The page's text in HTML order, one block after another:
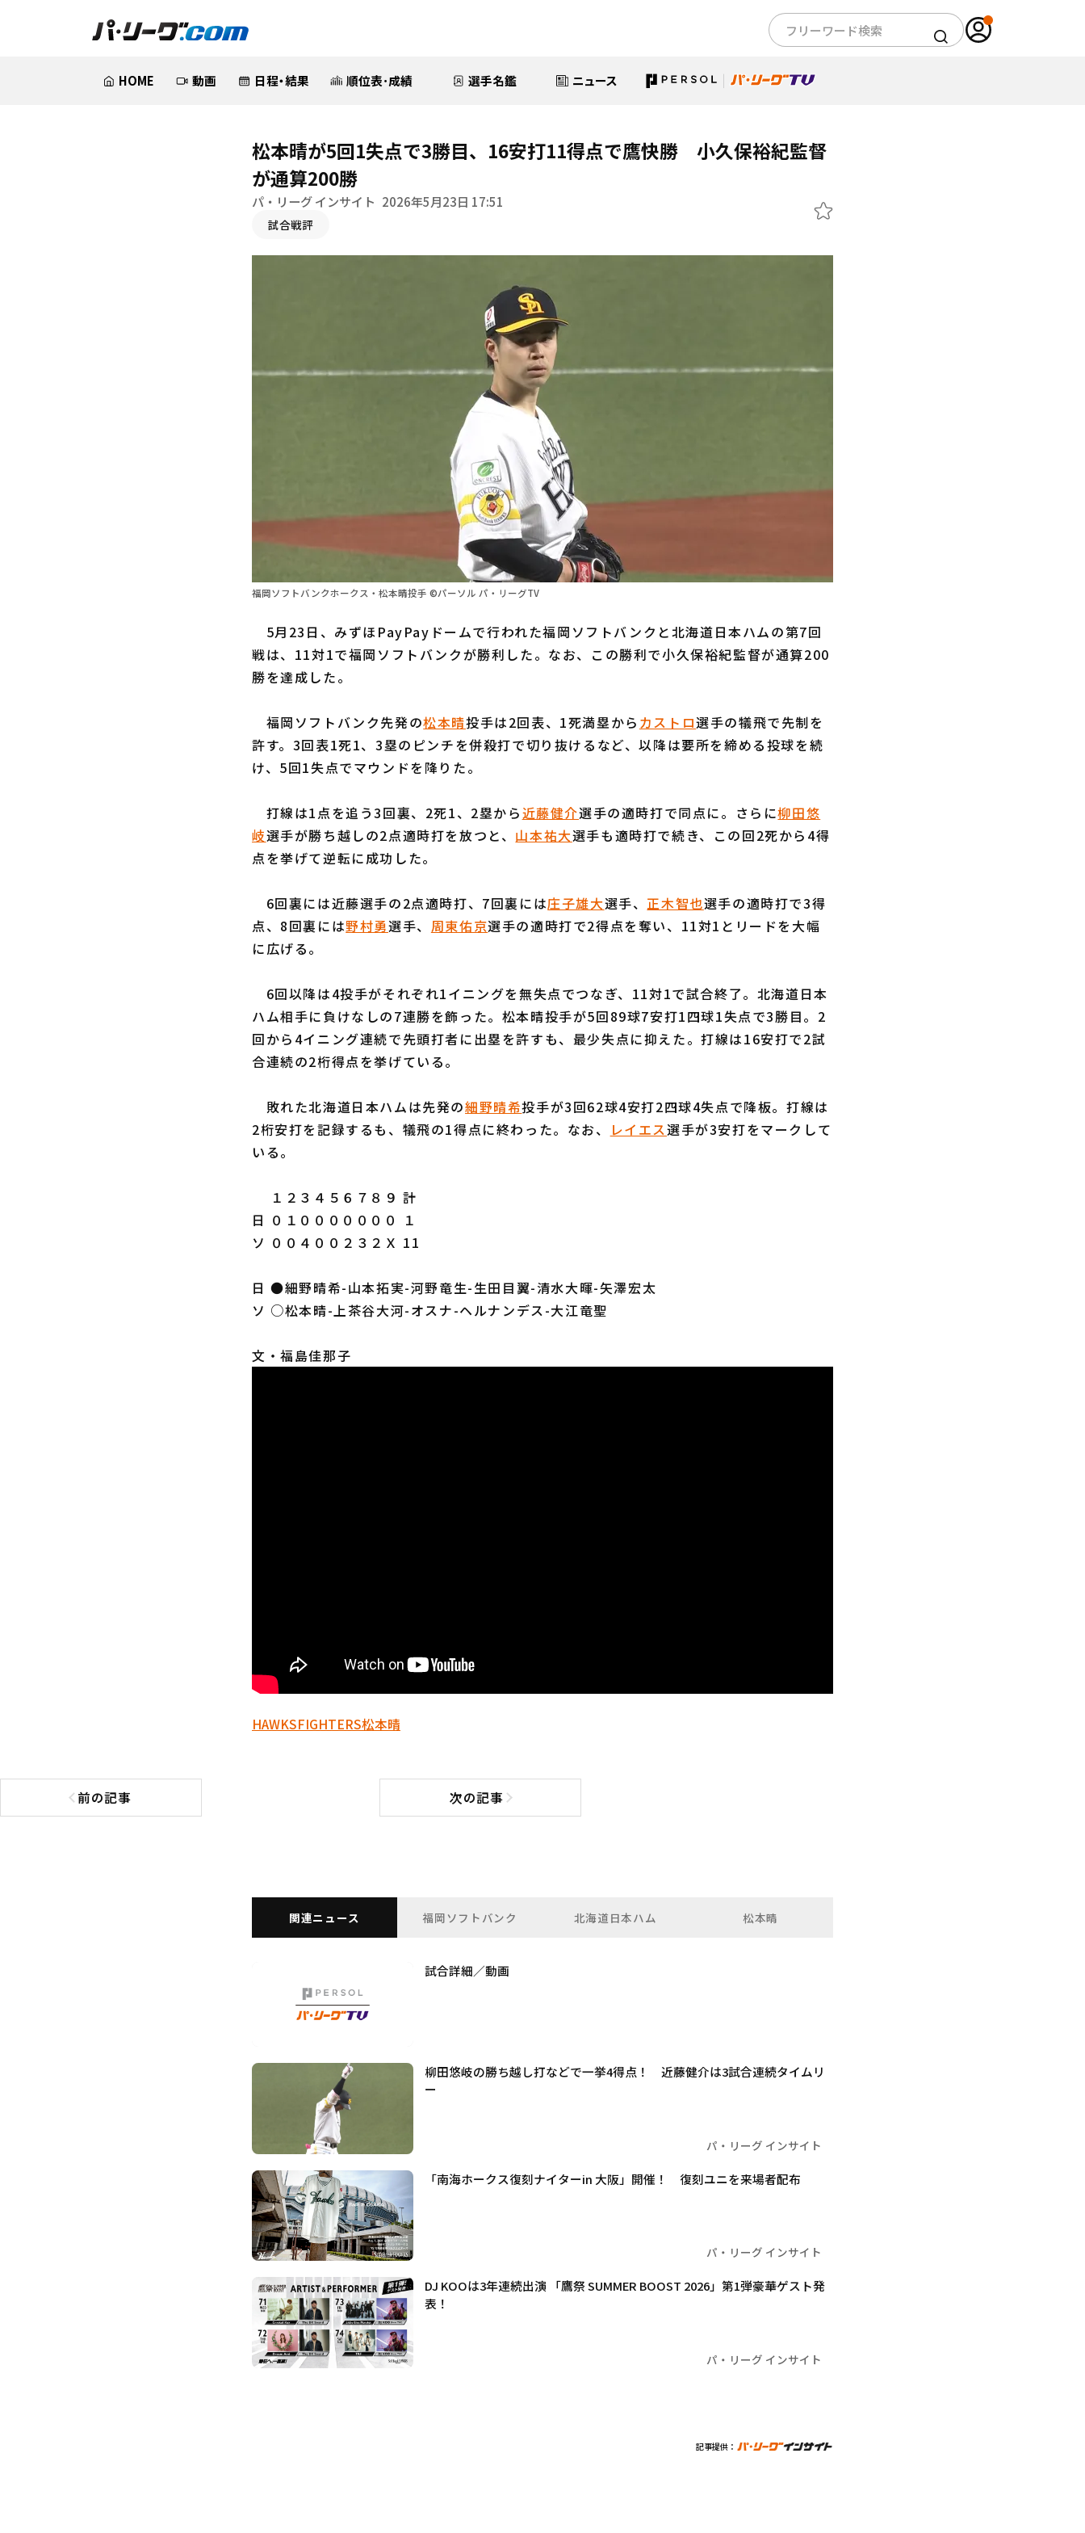
HOME 動画 日程・結果 順位表･成績 選手名鑑 ニュース
松本晴が5回1失点で3勝目、16安打11得点で鷹快勝 小久保裕紀監督
が通算200勝
パ・リーグ インサイト 2026年5月23日 17:51
試合戦評
福岡ソフトバンクホークス・松本晴投手 ©パーソル パ・リーグTV
5月23日、みずほPayPayドームで行われた福岡ソフトバンクと北海道日本ハムの第7回
戦は、11対1で福岡ソフトバンクが勝利した。なお、この勝利で小久保裕紀監督が通算200
勝を達成した。
福岡ソフトバンク先発の松本晴投手は2回表、1死満塁から カストロ選手の犠飛で先制を
許す。3回表1死1、3塁のピンチを併殺打で切り抜けるなど、以降は要所を締める投球を続
け、5回1失点でマウンドを降りた。
打線は1点を追う3回裏、2死1、2塁から近藤健介選手の適時打で同点に。さらに柳田悠
岐選手が勝ち越しの2点適時打を放つと、 山本祐大選手も適時打で続き、この回2死から4得
点を挙げて逆転に成功した。
6回裏には近藤選手の2点適時打、7回裏には庄子雄大選手、 正木智也選手の適時打で3得
点、8回裏には野村勇選手、 周東佑京選手の適時打で2得点を奪い、11対1とリードを大幅
に広げる。
6回以降は4投手がそれぞれ1イニングを無失点でつなぎ、11対1で試合終了。北海道日本
ハム相手に負けなしの7連勝を飾った。松本晴投手が5回89球7安打1四球1失点で3勝目。2
回から4イニング連続で先頭打者に出塁を許すも、最少失点に抑えた。打線は16安打で2試
合連続の2桁得点を挙げている。
敗れた北海道日本ハムは先発の細野晴希投手が3回62球4安打2四球4失点で降板。打線は
2桁安打を記録するも、犠飛の1得点に終わった。なお、
レイエス選手が3安打をマークして
いる。
１２３４５６７８９ 計
日 ０１０００００００ １
ソ ００４００２３２Ｘ 11
日 ●細野晴希-山本拓実-河野竜生-生田目翼-清水大暉-矢澤宏太
ソ ○松本晴-上茶谷大河-オスナ-ヘルナンデス-大江竜聖
文・福島佳那子
HAWKSFIGHTERS松本晴
前の記事
前の記事へ 次の記事次の記事へ
関連ニュース 福岡ソフトバンク 北海道日本ハム 松本晴
試合詳細／動画
柳田悠岐の勝ち越し打などで一挙4得点！ 近藤健介は3試合連続タイムリ
ー
パ・リーグ インサイト
「南海ホークス復刻ナイターin 大阪」開催！ 復刻ユニを来場者配布
パ・リーグ インサイト
DJ KOOは3年連続出演 「鷹祭 SUMMER BOOST 2026」第1弾豪華ゲスト発
表！
パ・リーグ インサイト
記事提供：